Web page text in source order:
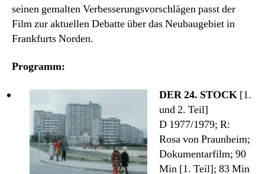
seinen gemalten Verbesserungsvorschlägen passt der
Film zur aktuellen Debatte über das Neubaugebiet in
Frankfurts Norden.
Programm:
DER 24. STOCK [1.
und 2. Teil]
D 1977/1979; R:
Rosa von Praunheim;
Dokumentarfilm; 90
Min [1. Teil]; 83 Min